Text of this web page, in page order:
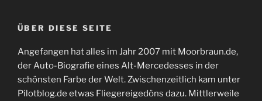
ÜBER DIESE SEITE
Angefangen hat alles im Jahr 2007 mit Moorbraun.de,
der Auto-Biografie eines Alt-Mercedesses in der
schönsten Farbe der Welt. Zwischenzeitlich kam unter
Pilotblog.de etwas Fliegereigedöns dazu. Mittlerweile